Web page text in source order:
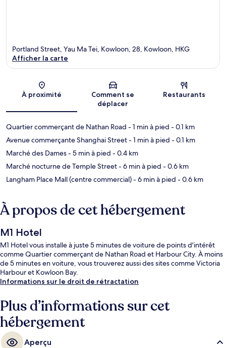
Carte
Portland Street, Yau Ma Tei, Kowloon, 28, Kowloon, HKG
Afficher la carte
À proximité
Comment se
déplacer
Restaurants
Quartier commerçant de Nathan Road - 1 min à pied - 0.1 km
Avenue commerçante Shanghai Street- 1 min à pied - 0.1 km
Marché des Dames- 5 min à pied - 0.4 km
Marché nocturne de Temple Street- 6 min à pied - 0.6 km
Langham Place Mall (centre commercial)- 6 min à pied - 0.6 km
À propos de cet hébergement
M1 Hotel
M1 Hotel vous installe à juste 5 minutes de voiture de points d'intérêt
comme Quartier commerçant de Nathan Road et Harbour City. À moins
de 5 minutes en voiture, vous trouverez aussi des sites comme Victoria
Harbour et Kowloon Bay.
Informations sur le droit de rétractation
Plus d’informations sur cet
hébergement
Aperçu